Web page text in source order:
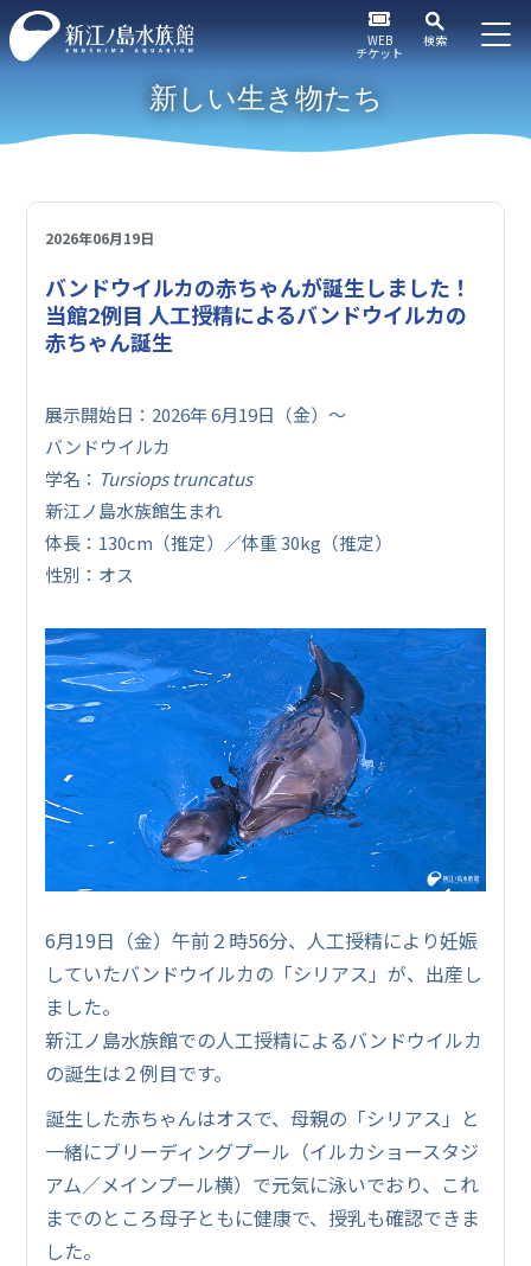
WEB
チケット
検索
新しい生き物たち
2026年06月19日
バンドウイルカの赤ちゃんが誕生しました！
当館2例目 人工授精によるバンドウイルカの
赤ちゃん誕生
展示開始日：2026年 6月19日（金）～
バンドウイルカ
学名： Tursiops truncatus
新江ノ島水族館生まれ
体長：130cm（推定）／体重 30kg（推定）
性別：オス
6月19日（金）午前２時56分、人工授精により妊娠
していたバンドウイルカの「シリアス」が、出産し
ました。
新江ノ島水族館での人工授精によるバンドウイルカ
の誕生は２例目です。
誕生した赤ちゃんはオスで、母親の「シリアス」と
一緒にブリーディングプール（イルカショースタジ
アム／メインプール横）で元気に泳いでおり、これ
までのところ母子ともに健康で、授乳も確認できま
した。